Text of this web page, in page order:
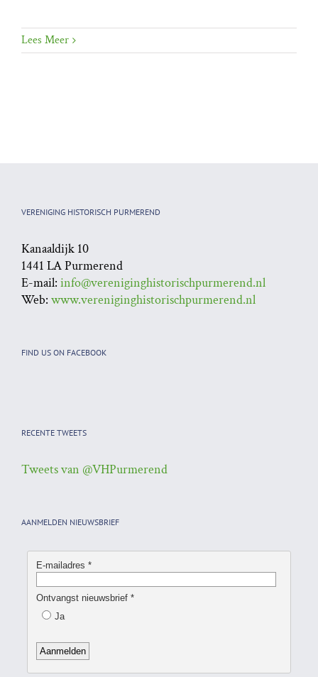
Lees Meer
VERENIGING HISTORISCH PURMEREND
Kanaaldijk 10
1441 LA Purmerend
E-mail: info@vereniginghistorischpurmerend.nl
Web: www.vereniginghistorischpurmerend.nl
FIND US ON FACEBOOK
RECENTE TWEETS
Tweets van @VHPurmerend
AANMELDEN NIEUWSBRIEF